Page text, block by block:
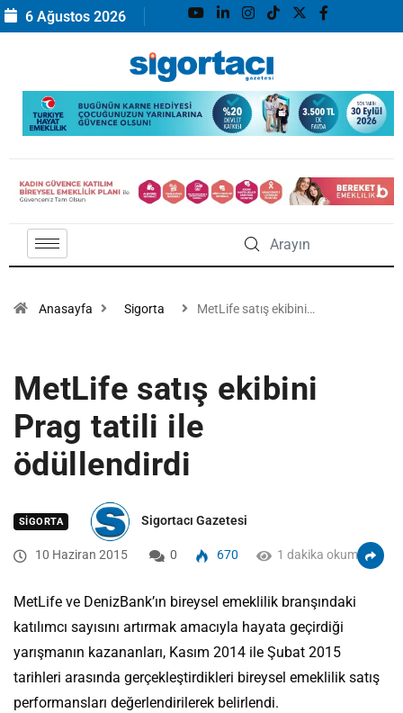
6 Ağustos 2026
Anasayfa Sigorta MetLife satış ekibini…
MetLife satış ekibini
Prag tatili ile
ödüllendirdi
SIGORTA Sigortacı Gazetesi
10 Haziran 2015 0 670 1 dakika okuma
MetLife ve DenizBank’ın bireysel emeklilik branşındaki
katılımcı sayısını artırmak amacıyla hayata geçirdiği
yarışmanın kazananları, Kasım 2014 ile Şubat 2015
tarihleri arasında gerçekleştirdikleri bireysel emeklilik satış
performansları değerlendirilerek belirlendi.